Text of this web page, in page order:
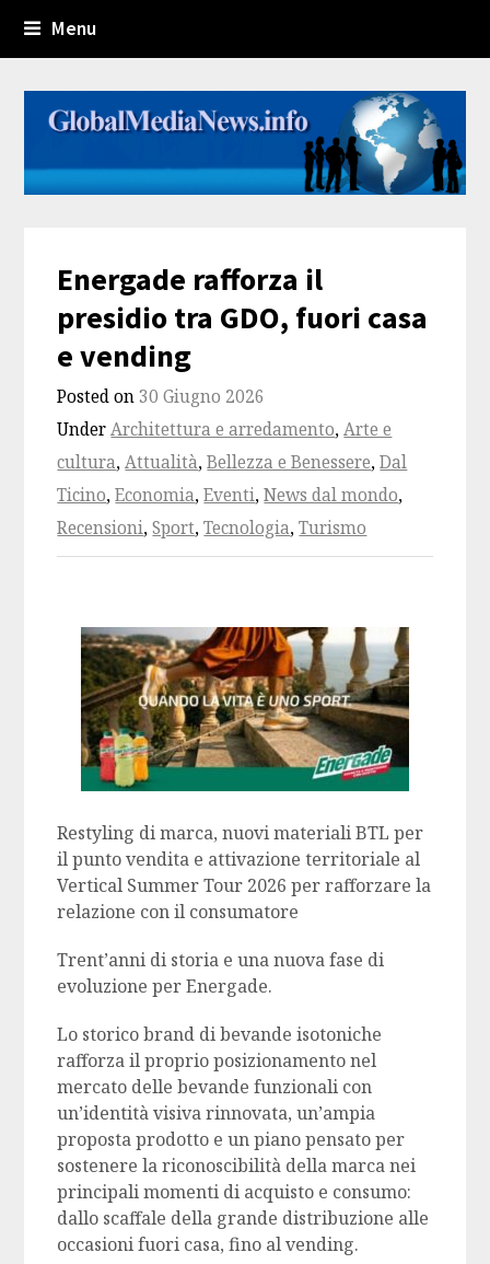
Menu
Energade rafforza il
presidio tra GDO, fuori casa
e vending
Posted on30 Giugno 2026
UnderArchitettura e arredamento,Arte e
cultura,Attualità,Bellezza e Benessere,Dal
Ticino,Economia,Eventi,News dal mondo,
Recensioni,Sport,Tecnologia,Turismo
Restyling di marca, nuovi materiali BTL per
il punto vendita e attivazione territoriale al
Vertical Summer Tour 2026 per rafforzare la
relazione con il consumatore
Trent’anni di storia e una nuova fase di
evoluzione per Energade.
Lo storico brand di bevande isotoniche
rafforza il proprio posizionamento nel
mercato delle bevande funzionali con
un’identità visiva rinnovata, un’ampia
proposta prodotto e un piano pensato per
sostenere la riconoscibilità della marca nei
principali momenti di acquisto e consumo:
dallo scaffale della grande distribuzione alle
occasioni fuori casa, fino al vending.